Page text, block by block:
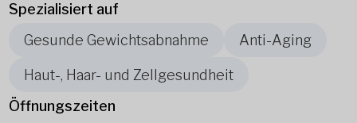
Spezialisiert auf
Gesunde Gewichtsabnahme
Anti-Aging
Haut-, Haar- und Zellgesundheit
Öffnungszeiten